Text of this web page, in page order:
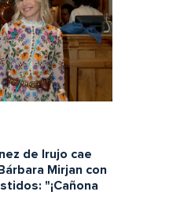
de Irujo cae
Mirjan con
"¡Cañona